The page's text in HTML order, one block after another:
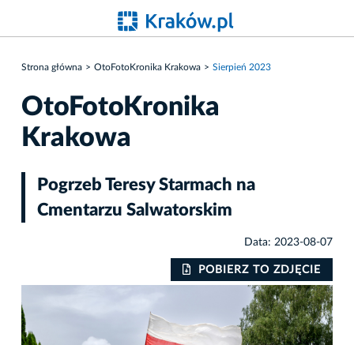
Strona główna OtoFotoKronika Krakowa Sierpień 2023
OtoFotoKronika
Krakowa
Pogrzeb Teresy Starmach na
Cmentarzu Salwatorskim
Data: 2023-08-07
POBIERZ TO ZDJĘCIE